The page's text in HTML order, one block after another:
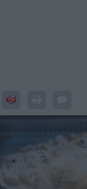
Kränzchen mit deinen
ein tolles Dessert.